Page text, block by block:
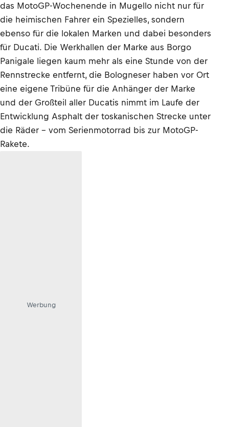
das MotoGP-Wochenende in Mugello nicht nur für
die heimischen Fahrer ein Spezielles, sondern
ebenso für die lokalen Marken und dabei besonders
für Ducati. Die Werkhallen der Marke aus Borgo
Panigale liegen kaum mehr als eine Stunde von der
Rennstrecke entfernt, die Bologneser haben vor Ort
eine eigene Tribüne für die Anhänger der Marke
und der Großteil aller Ducatis nimmt im Laufe der
Entwicklung Asphalt der toskanischen Strecke unter
die Räder – vom Serienmotorrad bis zur MotoGP-
Rakete.
Werbung